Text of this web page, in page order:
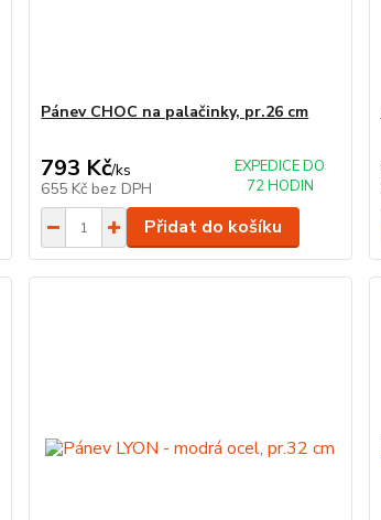
Pánev CHOC na palačinky, pr.26 cm
793 Kč/ks
655 Kč bez DPH
EXPEDICE DO
72 HODIN
Přidat do košíku